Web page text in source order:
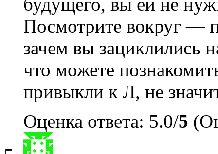
Посмотрите вокруг —
зачем вы зациклились
что можете
привыкли к Л, не
Оценка ответа: 5.0/5